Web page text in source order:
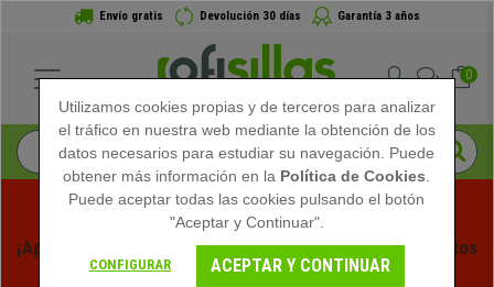
Envío gratis Devolución 30 días Garantía 3 años
0
¡Aprovecha las Rebajas de Verano en Ofisillas! Descuentos
Exclusivos por Tiempo Limitado - Ver Promo
Utilizamos cookies propias y de terceros para analizar
el tráfico en nuestra web mediante la obtención de los
datos necesarios para estudiar su navegación. Puede
obtener más información en la Política de Cookies
Puede aceptar todas las cookies pulsando el botón
"Aceptar y Continuar".
CONFIGURAR ACEPTAR Y CONTINUAR